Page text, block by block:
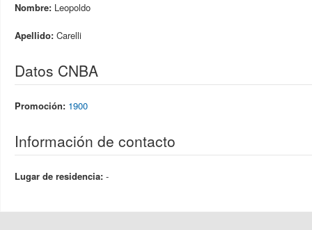
Nombre: Leopoldo
Apellido: Carelli
Datos CNBA
Promoción: 1900
Información de contacto
Lugar de residencia: -